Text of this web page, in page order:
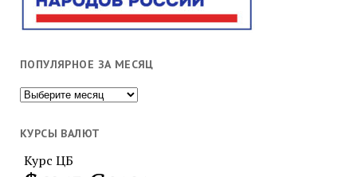
ПОПУЛЯРНОЕ ЗА МЕСЯЦ
Популярное
месяц
КУРСЫ ВАЛЮТ
Курс ЦБ